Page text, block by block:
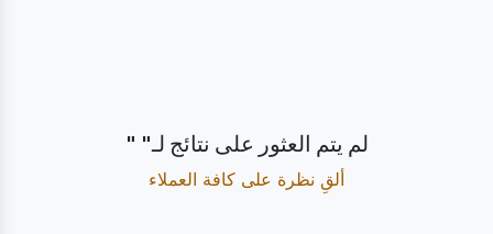
لم يتم العثور على نتائج لـ" "
ألقِ نظرة على كافة العملاء